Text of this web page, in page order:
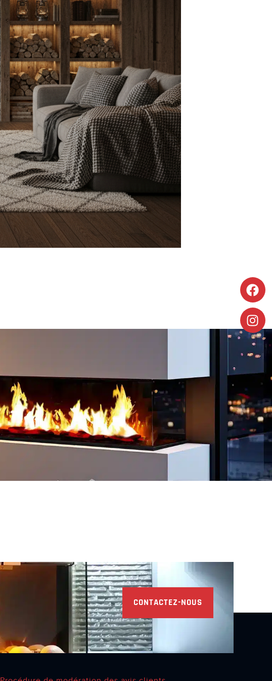
À poser
Découvrir
CONTACTEZ-NOUS